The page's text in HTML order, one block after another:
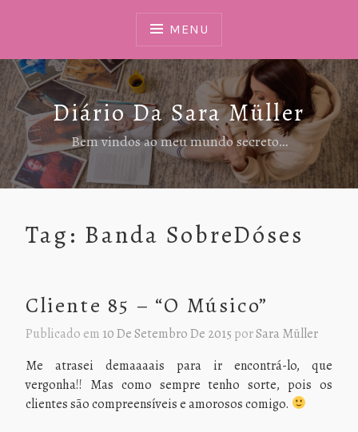
MENU
Diário Da Sara Müller
Bem vindos ao meu mundo secreto…
Tag: Banda SobreDóses
Cliente 85 – “O Músico”
Publicado em 10 De Setembro De 2015 porSara Müller
Me atrasei demaaaais para ir encontrá-lo, que
vergonha!! Mas como sempre tenho sorte, pois os
clientes são compreensíveis e amorosos comigo.